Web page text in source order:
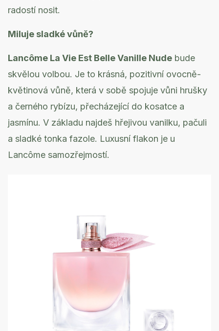
radostí nosit.
Miluje sladké vůně?
Lancôme La Vie Est Belle Vanille Nude bude
skvělou volbou. Je to krásná, pozitivní ovocně-
květinová vůně, která v sobě spojuje vůni hrušky
a černého rybízu, přecházející do kosatce a
jasmínu. V základu najdeš hřejivou vanilku, pačuli
a sladké tonka fazole. Luxusní flakon je u
Lancôme samozřejmostí.